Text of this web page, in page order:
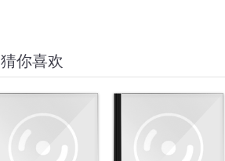
猜你喜欢